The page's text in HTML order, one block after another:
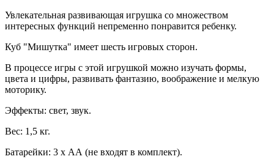
Увлекательная развивающая игрушка со множеством
интересных функций непременно понравится ребенку.
Куб "Мишутка" имеет шесть игровых сторон.
В процессе игры с этой игрушкой можно изучать формы,
цвета и цифры, развивать фантазию, воображение и мелкую
моторику.
Эффекты: свет, звук.
Вес: 1,5 кг.
Батарейки: 3 х AА (не входят в комплект).